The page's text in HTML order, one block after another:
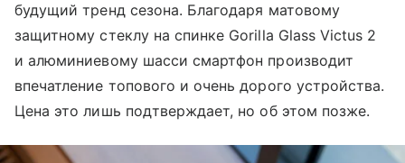
будущий тренд сезона. Благодаря матовому
защитному стеклу на спинке Gorilla Glass Victus 2
и алюминиевому шасси смартфон производит
впечатление топового и очень дорого устройства.
Цена это лишь подтверждает, но об этом позже.